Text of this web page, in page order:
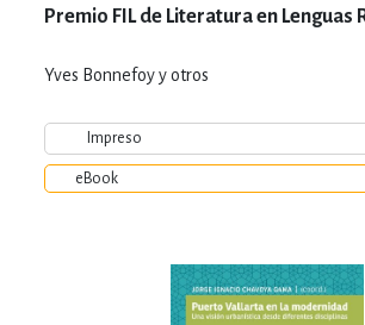
Premio FIL de Literatura en Lenguas
Yves Bonnefoy y otros
Impreso
eBook